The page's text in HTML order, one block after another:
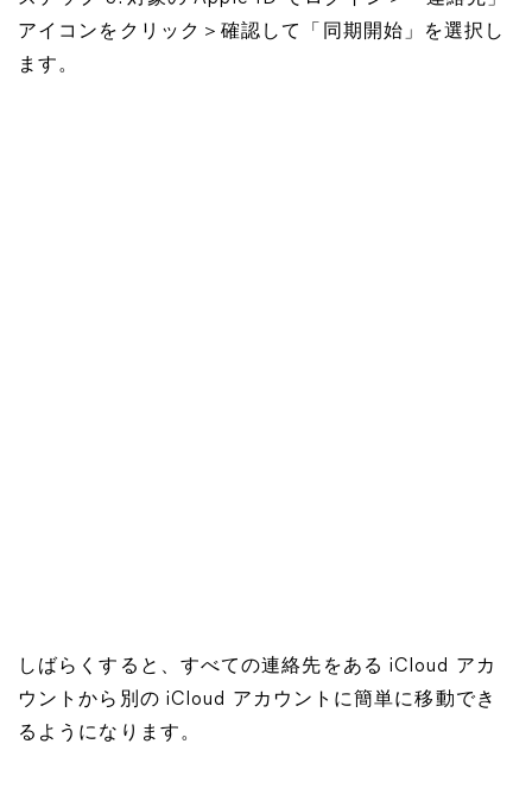
アイコンをクリック＞確認して「同期開始」を選択し
ます。
しばらくすると、すべての連絡先をある iCloud アカ
ウントから別の iCloud アカウントに簡単に移動でき
るようになります。